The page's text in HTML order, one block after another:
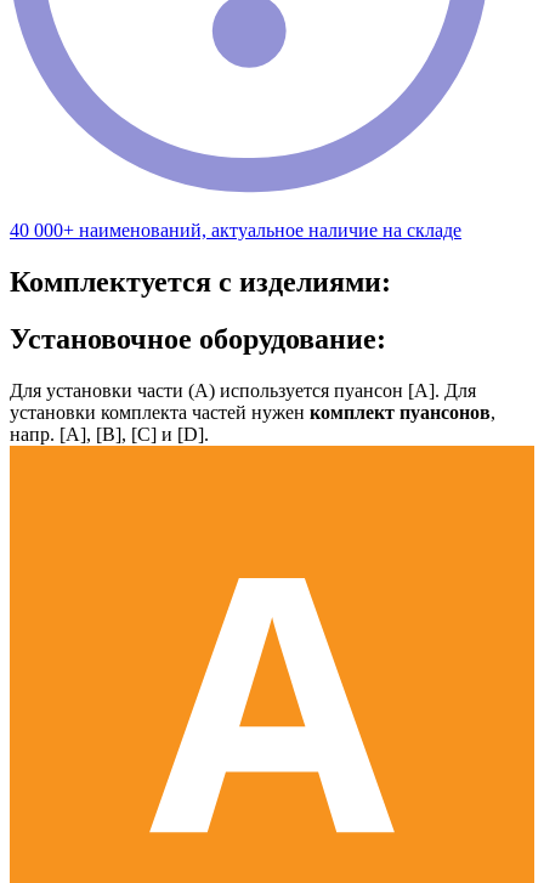
40 000+ наименований, актуальное наличие на складе
Комплектуется с изделиями:
Установочное оборудование:
Для установки части (А) используется пуансон [А]. Для
установки комплекта частей нужен комплект пуансонов,
напр. [А], [B], [С] и [D].